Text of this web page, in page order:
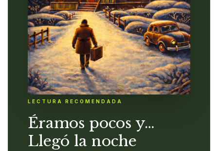
LECTURA RECOMENDADA
Éramos pocos y…
Llegó la noche